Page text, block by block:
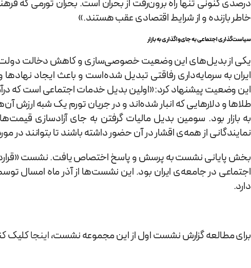
خاطر بازنده و از شرایط اقتصادی عقب هستند.»
سیاست‌گذاری اجتماعی به جای واگذاری به بازار
یکی از بدیل‌های این وضعیت خصوصی‌سازی و کاهش دخالت
ایران به سرمایه‌داری رفاقتی تبدیل شده‌است و باعث ایجاد
این وضعیت پیشنهاد کرد:«اولین بدیل خدمات اجتماعی است که
طلاها و دلارهایی که انبار شده‌اند و در جریان تورم یک شبه
به بازار بود. سومین بدیل مالیات گرفتن به جای آزادسازی
نمایندگانی از همه‌ی اقشار در آن حضور داشته باشند تا بتوانند در
بخش پایانی نشست به پرسش و پاسخ اختصاص یافت. نشست
اجتماعی در جامعه‌ی ایران بود. این نشست‌ها از آذر ماه امسال
دارد.
برای مطالعه گزارش نشست اول از این مجموعه نشست،اینجاکلیک